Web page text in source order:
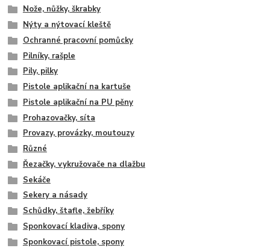
Nože, nůžky, škrabky
Nýty a nýtovací kleště
Ochranné pracovní pomůcky
Pilníky, rašple
Pily, pilky
Pistole aplikační na kartuše
Pistole aplikační na PU pěny
Prohazovačky, síta
Provazy, provázky, moutouzy
Různé
Řezačky, vykružovače na dlažbu
Sekáče
Sekery a násady
Schůdky, štafle, žebříky
Sponkovací kladiva, spony
Sponkovací pistole, spony